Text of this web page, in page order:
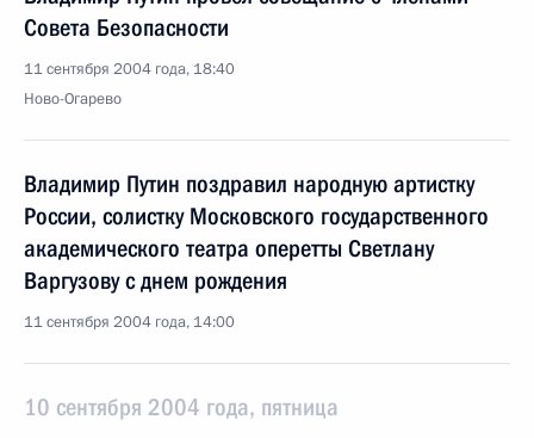
Совета Безопасности
11 сентября 2004 года, 18:40
Ново-Огарево
Владимир Путин поздравил народную артистку
России, солистку Московского государственного
академического театра оперетты Светлану
Варгузову с днем рождения
11 сентября 2004 года, 14:00
10 сентября 2004 года, пятница